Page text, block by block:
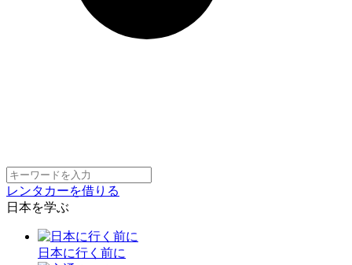
レンタカーを借りる
日本を学ぶ
日本に行く前に